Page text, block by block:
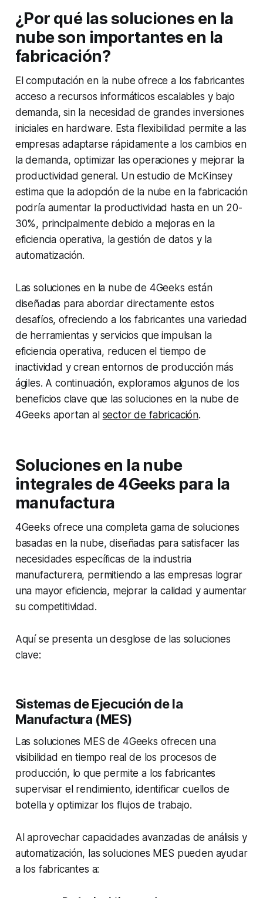
¿Por qué las soluciones en la
nube son importantes en la
fabricación?
El computación en la nube ofrece a los fabricantes
acceso a recursos informáticos escalables y bajo
demanda, sin la necesidad de grandes inversiones
iniciales en hardware. Esta flexibilidad permite a las
empresas adaptarse rápidamente a los cambios en
la demanda, optimizar las operaciones y mejorar la
productividad general. Un estudio de McKinsey
estima que la adopción de la nube en la fabricación
podría aumentar la productividad hasta en un 20-
30%, principalmente debido a mejoras en la
eficiencia operativa, la gestión de datos y la
automatización.
Las soluciones en la nube de 4Geeks están
diseñadas para abordar directamente estos
desafíos, ofreciendo a los fabricantes una variedad
de herramientas y servicios que impulsan la
eficiencia operativa, reducen el tiempo de
inactividad y crean entornos de producción más
ágiles. A continuación, exploramos algunos de los
beneficios clave que las soluciones en la nube de
4Geeks aportan al sector de fabricación.
Soluciones en la nube
integrales de 4Geeks para la
manufactura
4Geeks ofrece una completa gama de soluciones
basadas en la nube, diseñadas para satisfacer las
necesidades específicas de la industria
manufacturera, permitiendo a las empresas lograr
una mayor eficiencia, mejorar la calidad y aumentar
su competitividad.
Aquí se presenta un desglose de las soluciones
clave:
Sistemas de Ejecución de la
Manufactura (MES)
Las soluciones MES de 4Geeks ofrecen una
visibilidad en tiempo real de los procesos de
producción, lo que permite a los fabricantes
supervisar el rendimiento, identificar cuellos de
botella y optimizar los flujos de trabajo.
Al aprovechar capacidades avanzadas de análisis y
automatización, las soluciones MES pueden ayudar
a los fabricantes a: